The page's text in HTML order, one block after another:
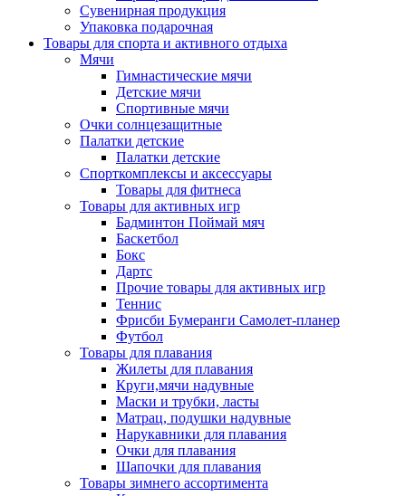
Сувенирная продукция
Упаковка подарочная
Товары для спорта и активного отдыха
Мячи
Гимнастические мячи
Детские мячи
Спортивные мячи
Очки солнцезащитные
Палатки детские
Палатки детские
Спорткомплексы и аксессуары
Товары для фитнеса
Товары для активных игр
Бадминтон Поймай мяч
Баскетбол
Бокс
Дартс
Прочие товары для активных игр
Теннис
Фрисби Бумеранги Самолет-планер
Футбол
Товары для плавания
Жилеты для плавания
Круги,мячи надувные
Маски и трубки, ласты
Матрац, подушки надувные
Нарукавники для плавания
Очки для плавания
Шапочки для плавания
Товары зимнего ассортимента